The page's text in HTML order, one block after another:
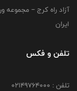
آزاد راه کرج –
ایران
تلفن و فکس
تلفن : 02149764000